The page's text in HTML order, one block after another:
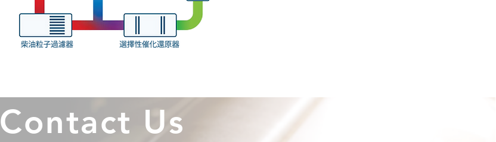
Contact Us